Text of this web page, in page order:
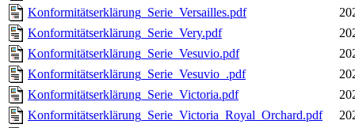
Konformitätserklärung_Serie_Versailles.pdf
Konformitätserklärung_Serie_Very.pdf
Konformitätserklärung_Serie_Vesuvio.pdf
Konformitätserklärung_Serie_Vesuvio_.pdf
Konformitätserklärung_Serie_Victoria.pdf
Konformitätserklärung_Serie_Victoria_Royal_Orchard.pdf